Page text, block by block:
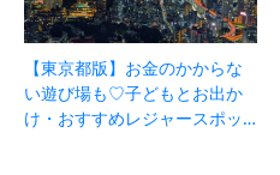
【東京都版】お金のかからな
い遊び場も♡子どもとお出か
け・おすすめレジャースポッ…